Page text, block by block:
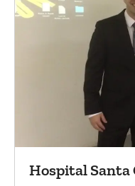
Hospital Santa